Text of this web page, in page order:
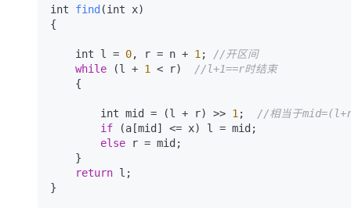
int find (int x)
{
    int l =
0, r = n + 1 ;
//开区间
while (l + 1 < r)
//l+1==r时结束
        int mid = (l + r) >>
1 ;
//相当于
if (a[mid] <= x) l = mid;
else r = mid;
return l;